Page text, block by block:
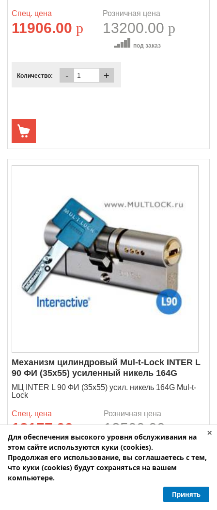
Спец. цена
11906.00 p
Розничная цена
13200.00 p
под заказ
Количество: - +
Механизм цилиндровый Mul-t-Lock INTER L
90 ФИ (35х55) усиленный никель 164G
МЦ INTER L 90 ФИ (35х55) усил. никель 164G Mul-t-
Lock
Спец. цена
12177.00p
Розничная цена
13500.00p
под заказ
Количество:
×
Для обеспечения высокого уровня обслуживания на
этом сайте используются куки (cookies).
Продолжая его использование, вы соглашаетесь с тем,
что куки (cookies) будут сохраняться на вашем
компьютере.
Принять